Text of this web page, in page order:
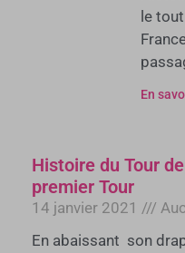
le
En
Histoire du Tour
premier Tour
14 janvier 2021
En abaissant son